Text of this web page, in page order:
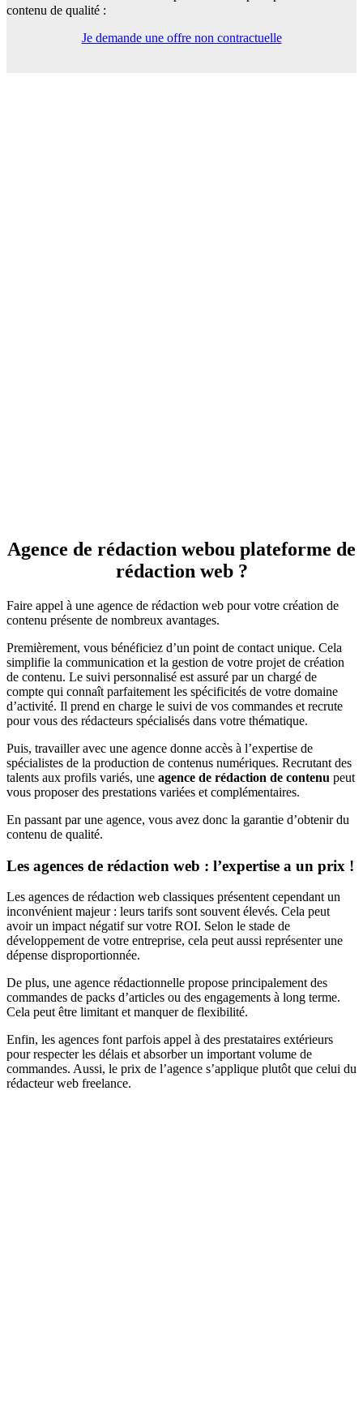
contenu de qualité :
Je demande une offre non contractuelle
Agence de rédaction webou plateforme de
rédaction web ?
Faire appel à une agence de rédaction web pour votre création de
contenu présente de nombreux avantages.
Premièrement, vous bénéficiez d’un point de contact unique. Cela
simplifie la communication et la gestion de votre projet de création
de contenu. Le suivi personnalisé est assuré par un chargé de
compte qui connaît parfaitement les spécificités de votre domaine
d’activité. Il prend en charge le suivi de vos commandes et recrute
pour vous des rédacteurs spécialisés dans votre thématique.
Puis, travailler avec une agence donne accès à l’expertise de
spécialistes de la production de contenus numériques. Recrutant des
talents aux profils variés, une agence de rédaction de contenu peut
vous proposer des prestations variées et complémentaires.
En passant par une agence, vous avez donc la garantie d’obtenir du
contenu de qualité.
Les agences de rédaction web : l’expertise a un prix !
Les agences de rédaction web classiques présentent cependant un
inconvénient majeur : leurs tarifs sont souvent élevés. Cela peut
avoir un impact négatif sur votre ROI. Selon le stade de
développement de votre entreprise, cela peut aussi représenter une
dépense disproportionnée.
De plus, une agence rédactionnelle propose principalement des
commandes de packs d’articles ou des engagements à long terme.
Cela peut être limitant et manquer de flexibilité.
Enfin, les agences font parfois appel à des prestataires extérieurs
pour respecter les délais et absorber un important volume de
commandes. Aussi, le prix de l’agence s’applique plutôt que celui du
rédacteur web freelance.